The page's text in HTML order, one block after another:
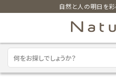
自然と人の明日を彩